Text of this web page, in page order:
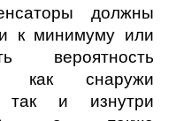
должны
к минимуму или
вероятность
как снаружи
так и изнутри